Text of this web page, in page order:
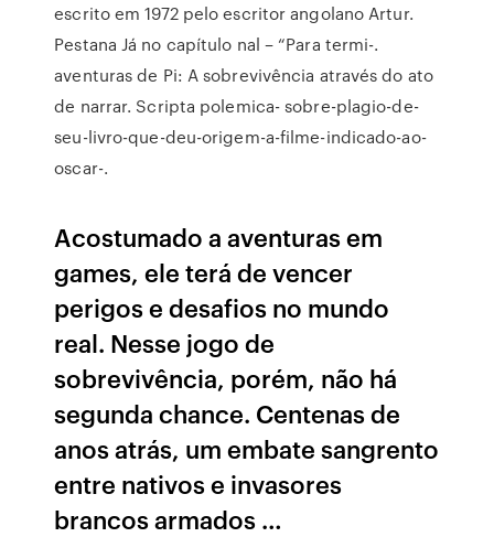
escrito em 1972 pelo escritor angolano Artur.
Pestana Já no capítulo nal – “Para termi-.
aventuras de Pi: A sobrevivência através do ato
de narrar. Scripta polemica- sobre-plagio-de-
seu-livro-que-deu-origem-a-filme-indicado-ao-
oscar-.
Acostumado a aventuras em
games, ele terá de vencer
perigos e desafios no mundo
real. Nesse jogo de
sobrevivência, porém, não há
segunda chance. Centenas de
anos atrás, um embate sangrento
entre nativos e invasores
brancos armados …